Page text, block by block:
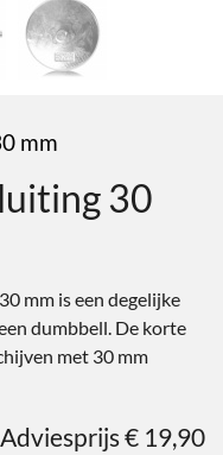
mm
30
mm is een degelijke
dumbbell. De korte
met 30 mm
Adviesprijs € 19,90